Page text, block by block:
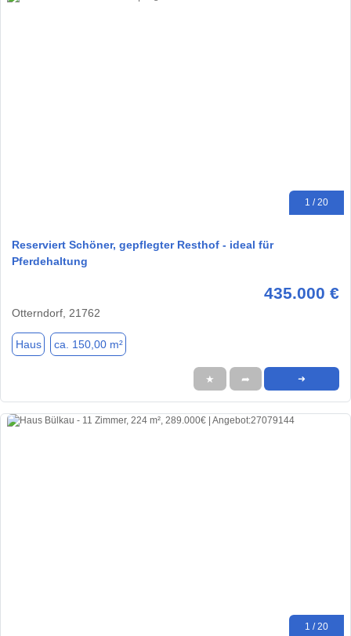
1 / 20
Reserviert Schöner, gepflegter Resthof - ideal für
Pferdehaltung
435.000 €
Otterndorf, 21762
Haus ca. 150,00 m²
★ ➦ ➜
1 / 20